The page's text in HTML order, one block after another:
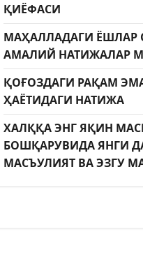
ҚИЁФАСИ
МАҲАЛЛАДАГИ ЁШЛАР
АМАЛИЙ НАТИЖАЛАР
ҚОҒОЗДАГИ РАҚАМ
ҲАЁТИДАГИ НАТИЖА
ХАЛҚҚА ЭНГ ЯҚИН
БОШҚАРУВИДА ЯНГИ
МАСЪУЛИЯТ ВА ЭЗГУ